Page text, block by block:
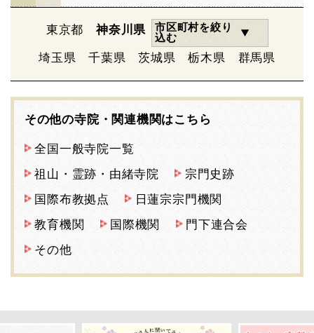
東京都 神奈川県
市区町村を絞り
込む
埼玉県 千葉県 茨城県 栃木県 群馬県
その他の寺院・関連機関はこちら
全国一般寺院一覧
祖山・霊跡・由緒寺院
宗門史跡
国際布教拠点
日蓮宗宗門機関
教育機関
国際機関
門下連合会
その他